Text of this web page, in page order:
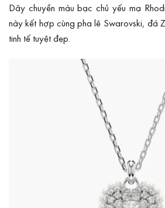
Dây chuyền màu bạc chủ yếu mạ
này kết hợp cùng pha lê Swarovski, đá
tinh tế tuyệt đẹp.